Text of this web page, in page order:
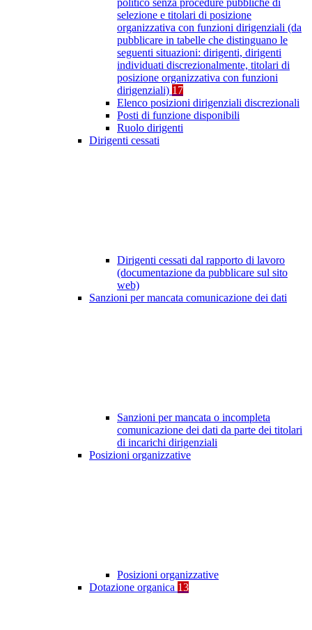
politico senza procedure pubbliche di
selezione e titolari di posizione
organizzativa con funzioni dirigenziali (da
pubblicare in tabelle che distinguano le
seguenti situazioni: dirigenti, dirigenti
individuati discrezionalmente, titolari di
posizione organizzativa con funzioni
dirigenziali) 17
Elenco posizioni dirigenziali discrezionali
Posti di funzione disponibili
Ruolo dirigenti
Dirigenti cessati
Dirigenti cessati dal rapporto di lavoro
(documentazione da pubblicare sul sito
web)
Sanzioni per mancata comunicazione dei dati
Sanzioni per mancata o incompleta
comunicazione dei dati da parte dei titolari
di incarichi dirigenziali
Posizioni organizzative
Posizioni organizzative
Dotazione organica 13